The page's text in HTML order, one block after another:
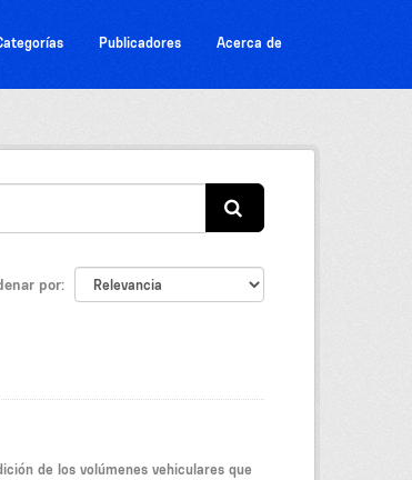
Publicadores Acerca de
por
de los volúmenes vehiculares que